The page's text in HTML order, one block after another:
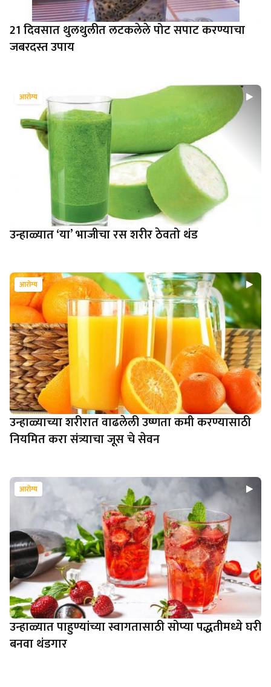
21 दिवसात थुलथुलीत लटकलेले पोट सपाट करण्याचा
जबरदस्त उपाय
आरोग्य
उन्हाळ्यात ‘या’ भाजीचा रस शरीर ठेवतो थंड
आरोग्य
उन्हाळ्याच्या शरीरात वाढलेली उष्णता कमी करण्यासाठी
नियमित करा संत्र्याचा जूस चे सेवन
आरोग्य
उन्हाळ्यात पाहुण्यांच्या स्वागतासाठी सोप्या पद्धतीमध्ये घरी
बनवा थंडगार